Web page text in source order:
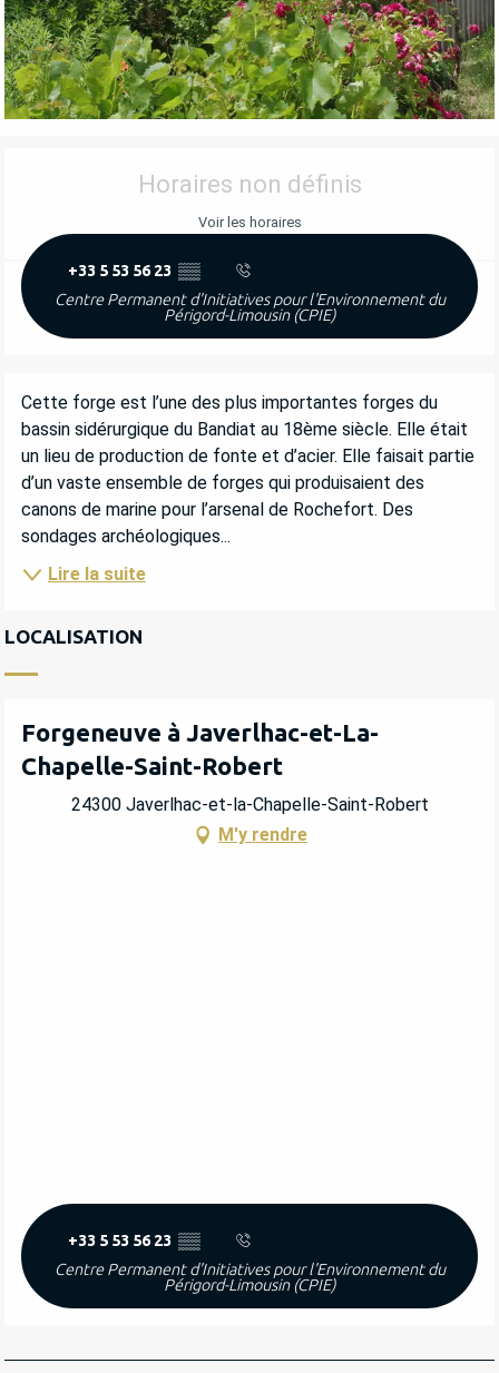
OUVERTURE ET COORDONNÉES
Horaires non définis
Voir les horaires
+33 5 53 56 23 ▒▒
Centre Permanent d'Initiatives pour l'Environnement du
Périgord-Limousin (CPIE)
DESCRIPTION
Cette forge est l’une des plus importantes forges du
bassin sidérurgique du Bandiat au 18ème siècle. Elle était
un lieu de production de fonte et d’acier. Elle faisait partie
d’un vaste ensemble de forges qui produisaient des
canons de marine pour l’arsenal de Rochefort. Des
sondages archéologiques...
Lire la suite
LOCALISATION
Forgeneuve à Javerlhac-et-La-
Chapelle-Saint-Robert
24300 Javerlhac-et-la-Chapelle-Saint-Robert
M'y rendre
+33 5 53 56 23 ▒▒
Centre Permanent d'Initiatives pour l'Environnement du
Périgord-Limousin (CPIE)